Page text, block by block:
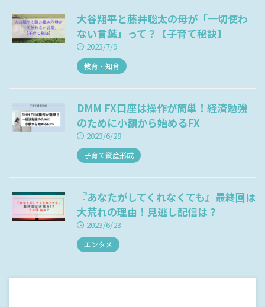
大谷翔平と藤井聡太の母が「一切使わ
ない言葉」って？【子育て秘訣】
2023/7/9
教育・知育
DMM FX口座は操作が簡単！経済勉強
のために小額から始めるFX
2023/6/28
子育て資産形成
『あなたがしてくれなくても』最終回は
大荒れの理由！見逃し配信は？
2023/6/23
エンタメ